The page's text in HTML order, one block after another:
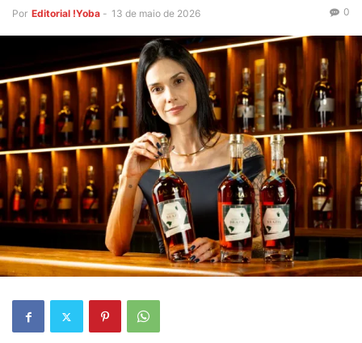
Por Editorial !Yoba - 13 de maio de 2026 0